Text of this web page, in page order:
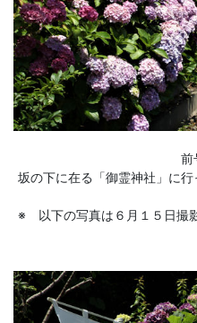
前号からの続き
坂の下に在る「御霊神社」に行
※ 以下の写真は６月１５日撮